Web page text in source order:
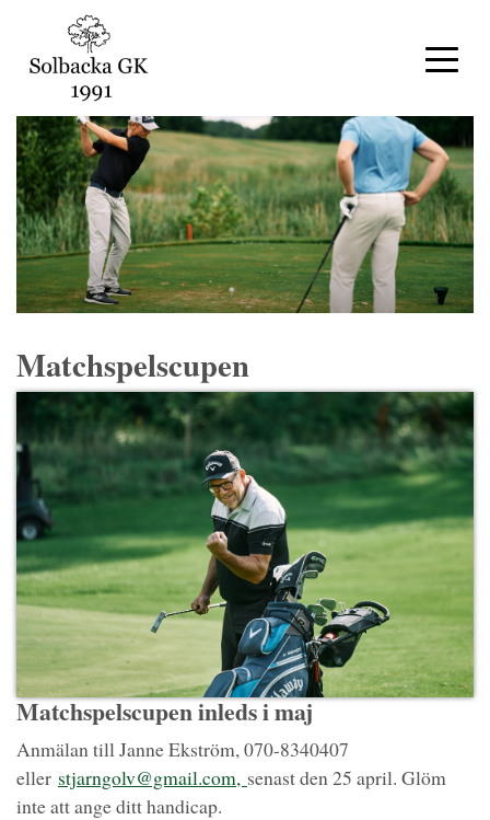
Matchspelscupen
Matchspelscupen inleds i maj
Anmälan till Janne Ekström, 070-8340407
eller stjarngolv@gmail.com, senast den 25 april. Glöm
inte att ange ditt handicap.